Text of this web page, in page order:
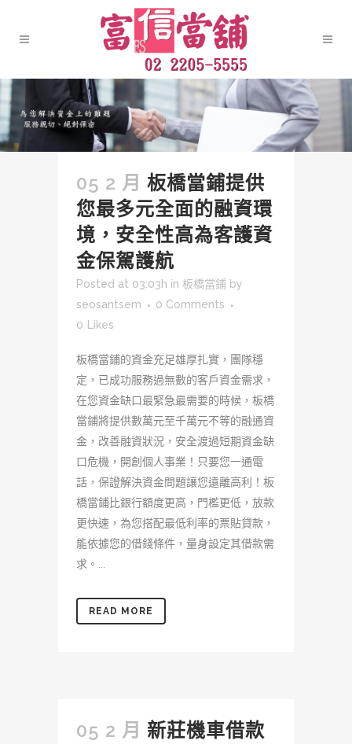
05 2 月 板橋當鋪提供
您最多元全面的融資環
境，安全性高為客護資
金保駕護航
Posted at 03:03h in 板橋當鋪 by
seosantsem
0 Comments
0 Likes
板橋當鋪的資金充足雄厚扎實，團隊穩
定，已成功服務過無數的客戶資金需求，
在您資金缺口最緊急最需要的時候，板橋
當鋪將提供數萬元至千萬元不等的融通資
金，改善融資狀況，安全渡過短期資金缺
口危機，開創個人事業！只要您一通電
話，保證解決資金問題讓您遠離高利！板
橋當鋪比銀行額度更高，門檻更低，放款
更快速，為您搭配最低利率的票貼貸款，
能依據您的借錢條件，量身設定其借款需
求。...
READ MORE
05 2 月 新莊機車借款